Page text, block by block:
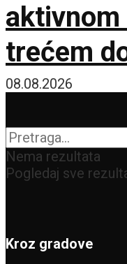
trećem
08.08.2026
Nema rezultata
Pogledaj sve
Kroz gradove